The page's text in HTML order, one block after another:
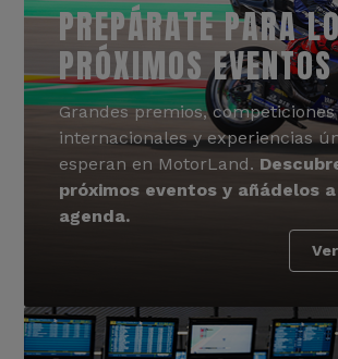
PREPÁRATE PARA
PRÓXIMOS EVENTOS
Grandes premios, competiciones
internacionales y experiencias
esperan en MotorLand.
próximos eventos y añádelos
agenda.